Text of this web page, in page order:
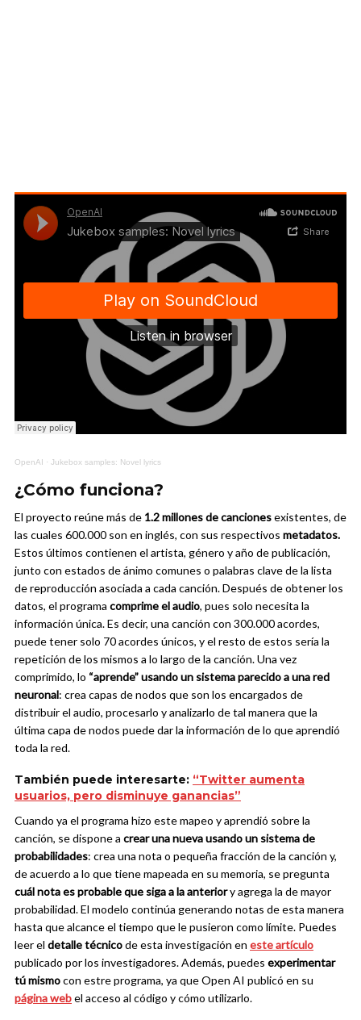
OpenAI · Jukebox samples: Novel lyrics
¿Cómo funciona?
El proyecto reúne más de 1.2 millones de cancionesexistentes, de
las cuales 600.000 son en inglés, con sus respectivos metadatos.
Estos últimos contienen el artista, género y año de publicación,
junto con estados de ánimo comunes o palabras clave de la lista
de reproducción asociada a cada canción.Después de obtener los
datos, el programa comprime el audio, pues solo necesita la
información única. Es decir, una canción con 300.000 acordes,
puede tener solo 70 acordes únicos, y el resto de estos sería la
repetición de los mismos a lo largo de la canción. Una vez
comprimido, lo “aprende” usando un sistema parecido a una red
neuronal: crea capas de nodos que son los encargados de
distribuir el audio, procesarlo y analizarlo de tal manera que la
última capa de nodos puede dar la información de lo que aprendió
toda la red.
También puede interesarte: “Twitter aumenta
usuarios, pero disminuye ganancias”
Cuando ya el programa hizo este mapeo y aprendió sobre la
canción, se dispone a crear una nueva usando un sistema de
probabilidades: crea una nota o pequeña fracción de la canción y,
de acuerdo a lo que tiene mapeada en su memoria, se pregunta
cuál nota es probable que siga a la anteriory agrega la de mayor
probabilidad. El modelo continúa generando notas de esta manera
hasta que alcance el tiempo que le pusieron como límite. Puedes
leer el detalle técnicode esta investigación en este artículo
publicado por los investigadores. Además, puedes experimentar
tú mismocon estre programa, ya que Open AI publicó en su
página webel acceso al código y cómo utilizarlo.